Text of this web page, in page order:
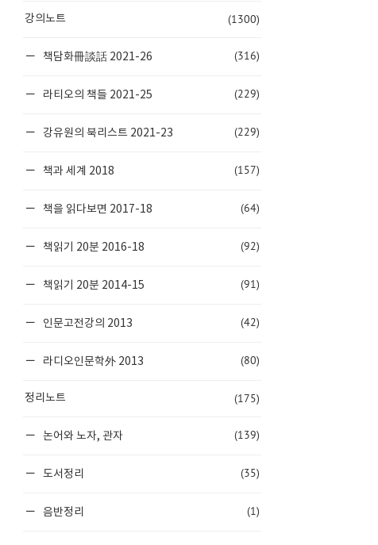
강의노트 (1300)
책담화冊談話 2021-26 (316)
라티오의 책들 2021-25 (229)
강유원의 북리스트 2021-23 (229)
책과 세계 2018 (157)
책을 읽다보면 2017-18 (64)
책읽기 20분 2016-18 (92)
책읽기 20분 2014-15 (91)
인문고전강의 2013 (42)
라디오인문학外 2013 (80)
정리노트 (175)
논어와 노자, 관자 (139)
도서정리 (35)
음반정리 (1)